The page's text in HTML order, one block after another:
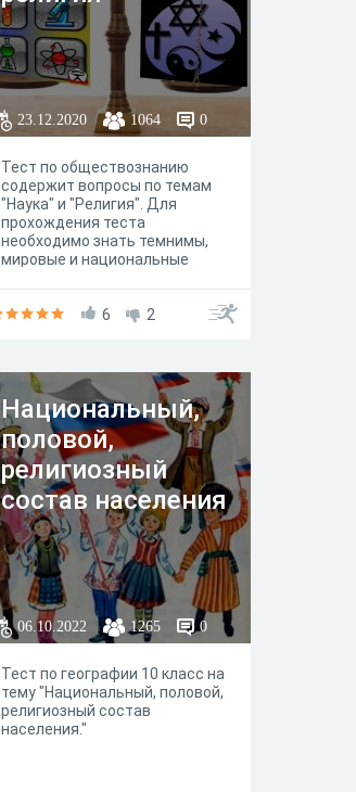
23.12.2020 1064 0
Тест по обществознанию
содержит вопросы по темам
"Наука" и "Религия". Для
прохождения теста
необходимо знать темнимы,
мировые и национальные
6
2
Национальный,
половой,
религиозный
состав населения
06.10.2022 1265 0
Тест по географии 10 класс на
тему "Национальный, половой,
религиозный состав
населения."